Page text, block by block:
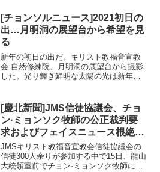
で性被害者(元JMS報告者)として出演した
人が、代...
[チョンソルニュース]2021初日の
出…月明洞の展望台から希望を見
る
新年の初日の出だ。キリスト教福音宣教
会 自然修練院、月明洞の展望台から撮影
した。光り輝き鮮明な太陽の光は新年、
[慶北新聞]JMS信徒協議会、チョ
ン·ミョンソク牧師の公正裁判要
求およびフェイスニュース根絶集
会
JMSキリスト教福音宣教会信徒協議会の
信徒300人余りが参加する中で15日、龍山
大統領室前でチョン·ミョンソク牧師に対